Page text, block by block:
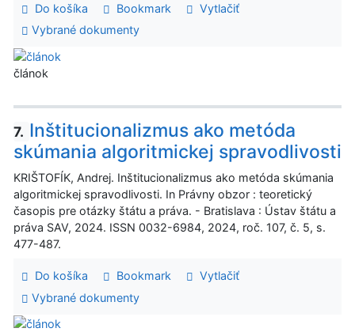
Do košíka Bookmark
Vytlačiť
Vybrané dokumenty
článok
7. Inštitucionalizmus ako metóda
skúmania algoritmickej spravodlivosti
KRIŠTOFÍK, Andrej. Inštitucionalizmus ako metóda skúmania
algoritmickej spravodlivosti. In Právny obzor : teoretický
časopis pre otázky štátu a práva. - Bratislava : Ústav štátu a
práva SAV, 2024. ISSN 0032-6984, 2024, roč. 107, č. 5, s.
477-487.
Do košíka Bookmark
Vytlačiť
Vybrané dokumenty